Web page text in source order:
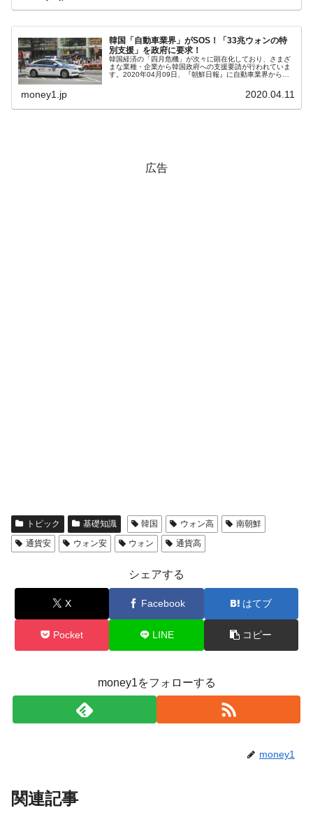
ぎ」では。
『Money1』
韓国鉄鋼最大手『POSCO』ズブズブ沈む。
営業利益80.2％も減少
『Money1』
米国下院「韓国の公務員個人をターゲット
韓国「自動車業界」がSOS！「33兆ウォンの特
別支援」を政府に要求！
韓国経済の「四月危機」が次々に顕在化しており、さまざ
まな業種・企業から韓国政府への支援要請が行われていま
す。2020年04月09日、『朝鮮日報』に自動車業界から政
money1.jp 2020.04.11
広告
トピック 基礎知識 韓国 ウォン高
南朝鮮
通貨安
ウォン安 ウォン 通貨高
シェアする
X Facebook はてブ
Pocket LINE コピー
money1をフォローする
money1
関連記事